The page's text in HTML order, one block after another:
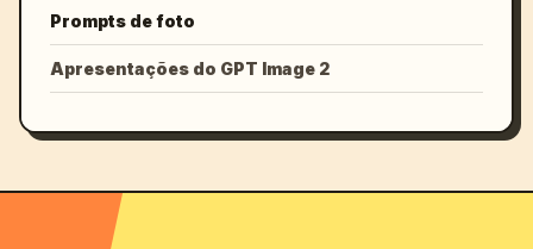
Prompts de foto
Apresentações do GPT Image 2